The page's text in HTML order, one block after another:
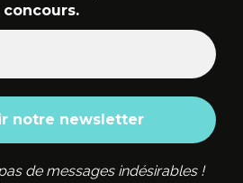
concours.
de messages indésirables !